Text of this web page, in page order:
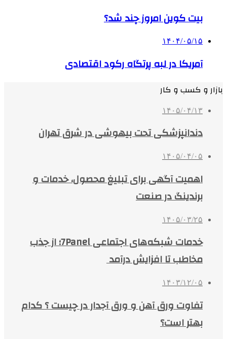
بیت کوین امروز چند شد؟
۱۴۰۴/۰۵/۱۵
آمریکا در لبه پرتگاه رکود اقتصادی
بازار و کسب و کار
۱۴۰۵/۰۴/۱۳
دندانپزشکی تحت بیهوشی در شرق تهران
۱۴۰۵/۰۴/۰۵
اهمیت آگهی برای تبلیغ محصول، خدمات و
برندینگ در صنعت
۱۴۰۵/۰۳/۲۵
خدمات شبکه‌های اجتماعی 7Panel؛ از جذب
مخاطب تا افزایش درآمد
۱۴۰۳/۱۲/۰۵
تفاوت ورق آهن و ورق آجدار در چیست ؟ کدام
بهتر است؟